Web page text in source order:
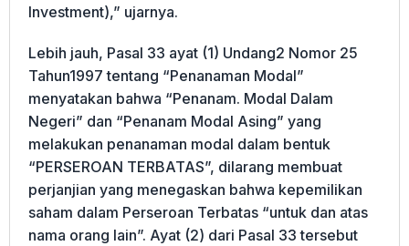
Investment),” ujarnya.
Lebih jauh, Pasal 33 ayat (1) Undang2 Nomor 25
Tahun1997 tentang “Penanaman Modal”
menyatakan bahwa “Penanam. Modal Dalam
Negeri” dan “Penanam Modal Asing” yang
melakukan penanaman modal dalam bentuk
“PERSEROAN TERBATAS”, dilarang membuat
perjanjian yang menegaskan bahwa kepemilikan
saham dalam Perseroan Terbatas “untuk dan atas
nama orang lain”. Ayat (2) dari Pasal 33 tersebut